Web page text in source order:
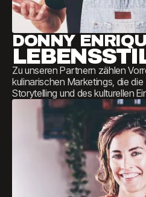
DONNY
Zu unseren Partnern zählen
kulinarischen Marketings, die
Storytelling und des kulturellen